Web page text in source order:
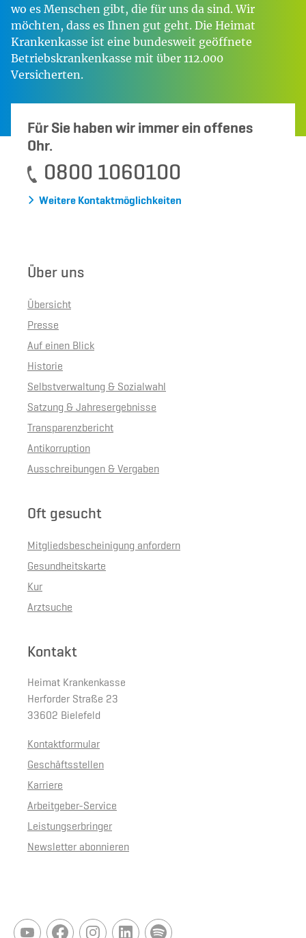
wo es Menschen gibt, die für uns da sind. Wir
möchten, dass es Ihnen gut geht. Die Heimat
Krankenkasse ist eine bundesweit geöffnete
Betriebskrankenkasse mit über 112.000
Versicherten.
Für Sie haben wir immer ein offenes
Ohr.
0800 1060100
Weitere Kontaktmöglichkeiten
Über uns
Übersicht
Presse
Auf einen Blick
Historie
Selbstverwaltung & Sozialwahl
Satzung & Jahresergebnisse
Transparenzbericht
Antikorruption
Ausschreibungen & Vergaben
Oft gesucht
Mitgliedsbescheinigung anfordern
Gesundheitskarte
Kur
Arztsuche
Kontakt
Heimat Krankenkasse
Herforder Straße 23
33602 Bielefeld
Kontaktformular
Geschäftsstellen
Karriere
Arbeitgeber-Service
Leistungserbringer
Newsletter abonnieren